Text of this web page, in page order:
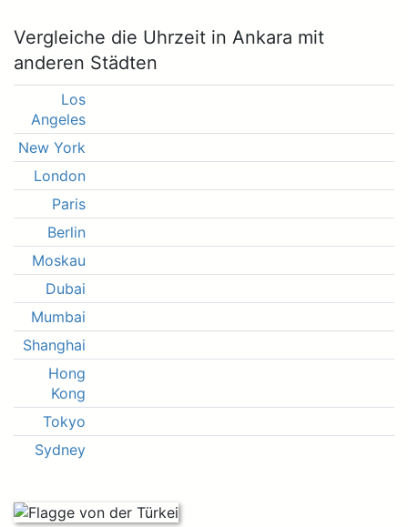
Vergleiche die Uhrzeit in Ankara mit
anderen Städten
Los
Angeles
New York
London
Paris
Berlin
Moskau
Dubai
Mumbai
Shanghai
Hong
Kong
Tokyo
Sydney